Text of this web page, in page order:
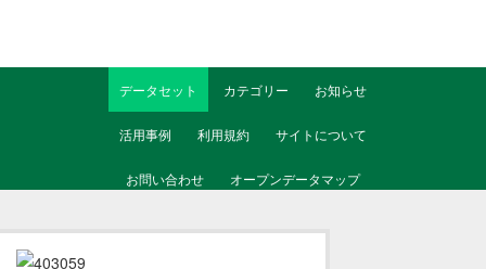
データセット カテゴリー お知らせ
活用事例 利用規約 サイトについて
お問い合わせ オープンデータマップ